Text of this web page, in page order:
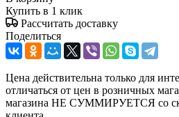
Купить в 1 клик
Рассчитать доставку
Поделиться
Цена действительна только для
отличаться от цен в розничных
магазина НЕ СУММИРУЕТСЯ со